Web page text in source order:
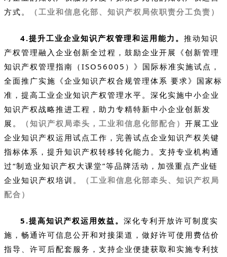
方式。
（工业和信息化部、知识产权局依职责分工负责）
4.提升工业企业知识产权管理和运用能力。 推动知识
产权管理融入企业创新全过程，鼓励企业开展《创新管理
知识产权管理指南（ISO56005）》国际标准实施试点，
全面推广实施《企业知识产权合规管理体系 要求》国家标
准，提高工业企业知识产权管理水平。深化实施中小企业
知识产权战略推进工程，助力专精特新中小企业创新发
展。
（知识产权局牵头，工业和信息化部配合） 开展工业
企业知识产权运用试点工作，完善试点企业知识产权关键
指标体系，提升知识产权转移转化能力。支持专业机构通
过“制造业知识产权大课堂”等品牌活动，加强重点产业链
企业知识产权培训。
（工业和信息化部牵头、知识产权局
配合）
5.提高知识产权运用效益。 深化专利开放许可制度实
施，畅通许可信息公开和对接渠道，做好许可使用费估价
指导、许可后配套服务，支持企业便捷获取和实施专利技